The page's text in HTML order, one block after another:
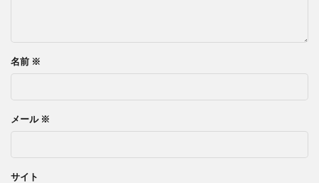
名前 ※
メール ※
サイト